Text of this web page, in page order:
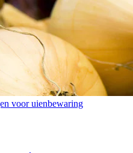
voor uienbewaring